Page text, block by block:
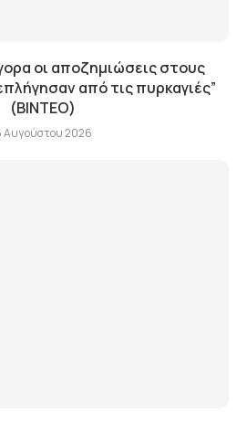
οι αποζημιώσεις στους
από τις πυρκαγιές”
(BINTEO)
Αυγούστου 2026